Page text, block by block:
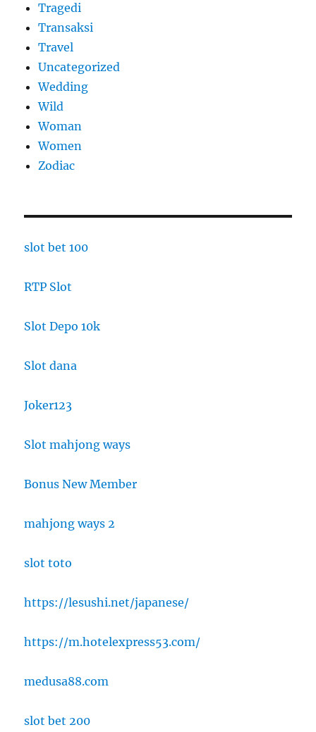
Tragedi
Transaksi
Travel
Uncategorized
Wedding
Wild
Woman
Women
Zodiac
slot bet 100
RTP Slot
Slot Depo 10k
Slot dana
Joker123
Slot mahjong ways
Bonus New Member
mahjong ways 2
slot toto
https://lesushi.net/japanese/
https://m.hotelexpress53.com/
medusa88.com
slot bet 200